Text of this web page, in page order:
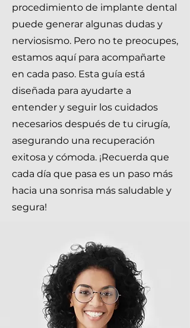
procedimiento de implante dental
puede generar algunas dudas y
nerviosismo. Pero no te preocupes,
estamos aquí para acompañarte
en cada paso. Esta guía está
diseñada para ayudarte a
entender y seguir los cuidados
necesarios después de tu cirugía,
asegurando una recuperación
exitosa y cómoda. ¡Recuerda que
cada día que pasa es un paso más
hacia una sonrisa más saludable y
segura!